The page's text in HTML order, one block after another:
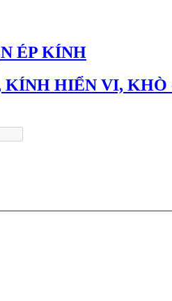
ÉP KÍNH
KÍNH HIỂN VI, KHÒ